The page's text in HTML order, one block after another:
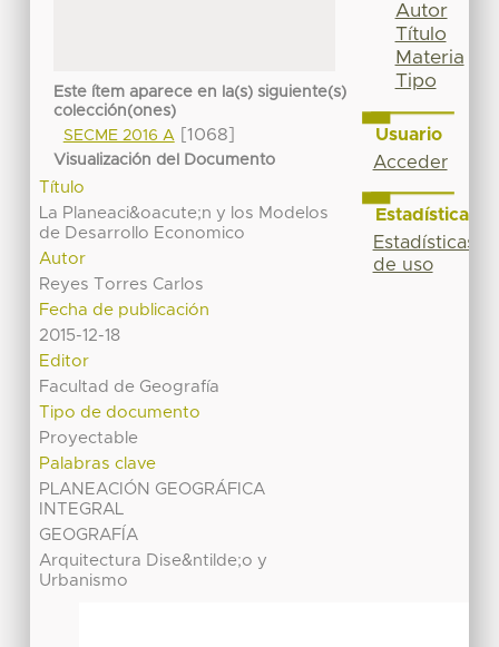
Este ítem aparece en la(s) siguiente(s)
colección(ones)
SECME 2016 A[1068]
Visualización del Documento
Título
La Planeaci&oacute;n y los Modelos
de Desarrollo Economico
Autor
Reyes Torres Carlos
Fecha de publicación
2015-12-18
Editor
Facultad de Geografía
Tipo de documento
Proyectable
Palabras clave
PLANEACIÓN GEOGRÁFICA
INTEGRAL
GEOGRAFÍA
Arquitectura Dise&ntilde;o y
Urbanismo
Autor
Título
Materia
Tipo
Usuario
Acceder
Estadísticas
Estadísticas
de uso